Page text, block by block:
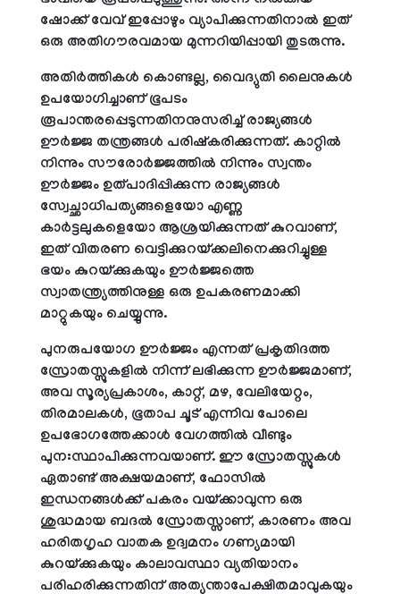
ഷോക്ക് വേവ് ഇപ്പോഴും വ്യാപിക്കുന്നതിനാല്‍ ഇത്
ഒരു അതിഗൗരവമായ മുന്നറിയിപ്പായി തുടരുന്നു.
അതിര്‍ത്തികള്‍ കൊണ്ടല്ല, വൈദ്യുതി ലൈനുകള്‍
ഉപയോഗിച്ചാണ് ഭൂപടം
രൂപാന്തരപ്പെടുന്നതിനനുസരിച്ച് രാജ്യങ്ങള്‍
ഊര്‍ജ്ജ തന്ത്രങ്ങള്‍ പരിഷ്‌കരിക്കുന്നത്. കാറ്റില്‍
നിന്നും സൗരോര്‍ജ്ജത്തില്‍ നിന്നും സ്വന്തം
ഊര്‍ജ്ജം ഉത്പാദിപ്പിക്കുന്ന രാജ്യങ്ങള്‍
സ്വേച്ഛാധിപത്യങ്ങളെയോ എണ്ണ
കാര്‍ട്ടലുകളെയോ ആശ്രയിക്കുന്നത് കുറവാണ്,
ഇത് വിതരണ വെട്ടിക്കുറയ്ക്കലിനെക്കുറിച്ചുള്ള
ഭയം കുറയ്ക്കുകയും ഊര്‍ജ്ജത്തെ
സ്വാതന്ത്ര്യത്തിനുള്ള ഒരു ഉപകരണമാക്കി
മാറ്റുകയും ചെയ്യുന്നു.
പുനരുപയോഗ ഊര്‍ജ്ജം എന്നത് പ്രകൃതിദത്ത
സ്രോതസ്സുകളില്‍ നിന്ന് ലഭിക്കുന്ന ഊര്‍ജ്ജമാണ്,
അവ സൂര്യപ്രകാശം, കാറ്റ്, മഴ, വേലിയേറ്റം,
തിരമാലകള്‍, ഭൂതാപ ചൂട് എന്നിവ പോലെ
ഉപഭോഗത്തേക്കാള്‍ വേഗത്തില്‍ വീണ്ടും
പുനഃസ്ഥാപിക്കുന്നവയാണ്. ഈ സ്രോതസ്സുകള്‍
ഏതാണ്ട് അക്ഷയമാണ്, ഫോസില്‍
ഇന്ധനങ്ങള്‍ക്ക് പകരം വയ്ക്കാവുന്ന ഒരു
ശുദ്ധമായ ബദല്‍ സ്രോതസ്സാണ്, കാരണം അവ
ഹരിതഗൃഹ വാതക ഉദ്വമനം ഗണ്യമായി
കുറയ്ക്കുകയും കാലാവസ്ഥാ വ്യതിയാനം
പരിഹരിക്കുന്നതിന് അത്യന്താപേക്ഷിതമാവുകയും